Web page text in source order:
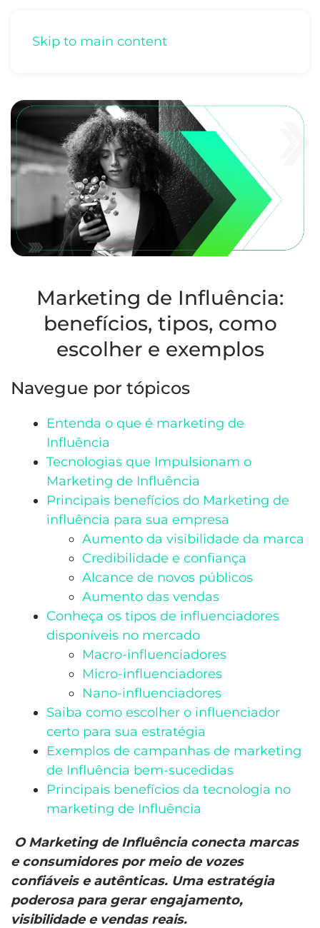
Skip to main content
Marketing de Influência:
benefícios, tipos, como
escolher e exemplos
Navegue por tópicos
Entenda o que é marketing de
Influência
Tecnologias que Impulsionam o
Marketing de Influência
Principais benefícios do Marketing de
influência para sua empresa
Aumento da visibilidade da marca
Credibilidade e confiança
Alcance de novos públicos
Aumento das vendas
Conheça os tipos de influenciadores
disponíveis no mercado
Macro-influenciadores
Micro-influenciadores
Nano-influenciadores
Saiba como escolher o influenciador
certo para sua estratégia
Exemplos de campanhas de marketing
de Influência bem-sucedidas
Principais benefícios da tecnologia no
marketing de Influência
O Marketing de Influência conecta marcas
e consumidores por meio de vozes
confiáveis e autênticas. Uma estratégia
poderosa para gerar engajamento,
visibilidade e vendas reais.